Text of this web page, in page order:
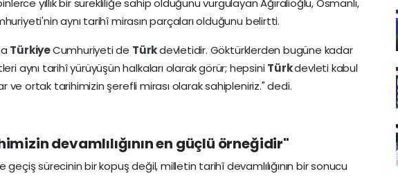
yıllık bir sürekliliğe sahip olduğunu vurgulayan Ağıralioğlu, Osmanlı,
aynı tarihî mirasın parçaları olduğunu belirtti.
TürkiyeCumhuriyeti de Türkdevletidir. Göktürklerden bugüne kadar
aynı tarihî yürüyüşün halkaları olarak görür; hepsiniTürkdevleti kabul
ve ortak tarihimizin şerefli mirası olarak sahipleniriz." dedi.
devamlılığının en güçlü örneğidir"
sürecinin bir kopuş değil, milletin tarihî devamlılığının bir sonucu